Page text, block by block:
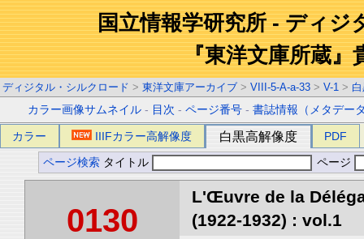
国立情報学研究所 - ディジ
『東洋文庫所蔵』
ディジタル・シルクロード > 東洋文庫アーカイブ > VIII-5-A-a-33 > V-1 >
カラー画像サムネイル - 目次 -ページ番号 -書誌情報（メタデー
カラー IIIFカラー高解像度 白黒高解像度 PDF
ページ検索 タイトル ページ
0130
L'Œuvre de la
(1922-1932) : vol.1